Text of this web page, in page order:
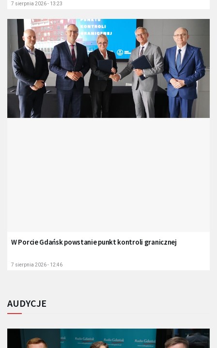
7 sierpnia 2026 - 13:23
W Porcie Gdańsk powstanie punkt kontroli granicznej
7 sierpnia 2026 - 12:46
AUDYCJE